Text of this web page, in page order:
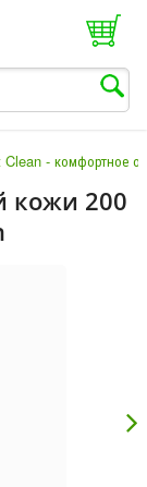
- комфортное
кожи 200